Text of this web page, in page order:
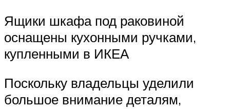
Ящики шкафа под раковиной
оснащены кухонными ручками,
купленными в ИКЕА
Поскольку владельцы уделили
большое внимание деталям,